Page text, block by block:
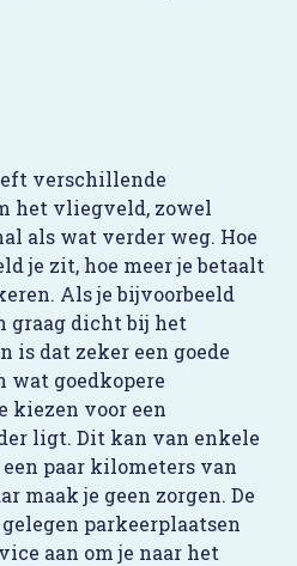
verschillende
het vliegveld, zowel
als wat verder weg. Hoe
je zit, hoe meer je betaalt
Als je bijvoorbeeld
graag dicht bij het
dat zeker een goede
wat goedkopere
kiezen voor een
ligt. Dit kan van enkele
paar kilometers van
maak je geen zorgen. De
parkeerplaatsen
aan om je naar het